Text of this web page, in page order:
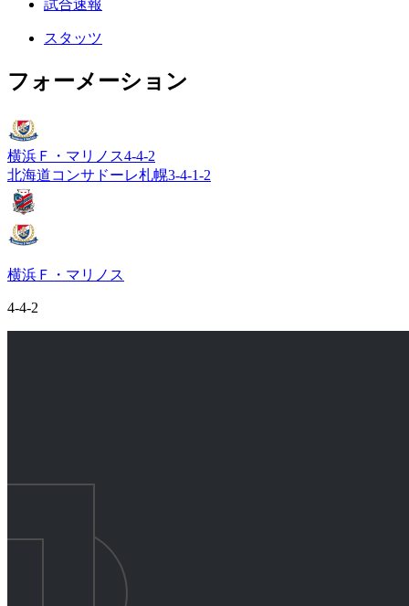
試合速報
スタッツ
フォーメーション
横浜Ｆ・マリノス4-4-2
北海道コンサドーレ札幌3-4-1-2
横浜Ｆ・マリノス
4-4-2